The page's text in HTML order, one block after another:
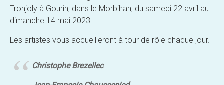
Tronjoly à Gourin, dans le Morbihan, du samedi 22 avril au
dimanche 14 mai 2023.
Les artistes vous accueilleront à tour de rôle chaque jour.
Christophe Brezellec